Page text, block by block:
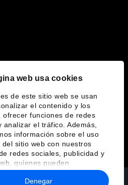
web usa cookies
de este sitio web se usan
el contenido y los
ofrecer funciones de redes
analizar el tráfico. Además,
información sobre el uso
del sitio web con nuestros
redes sociales, publicidad y
quienes pueden
con otra información que les
o que hayan
Denegar